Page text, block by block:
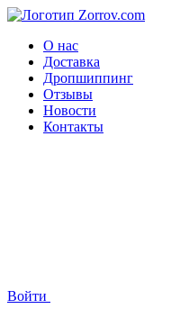
О нас
Доставка
Дропшиппинг
Отзывы
Новости
Контакты
Войти